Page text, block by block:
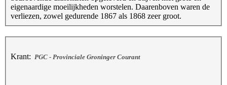
eigenaardige moeilijkheden worstelen. Daarenboven waren de
verliezen, zowel gedurende 1867 als 1868 zeer groot.
Krant: PGC - Provinciale Groninger Courant